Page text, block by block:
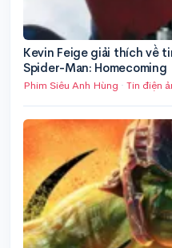
Kevin Feige giải thích về
Spider-Man: Homecoming
Phim Siêu Anh Hùng · Tin điện